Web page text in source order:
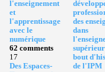
l'enseignement
et
l'apprentissage
avec le
numérique
62 comments
17
Des Espaces-
des
dans
bout
de l'IPM